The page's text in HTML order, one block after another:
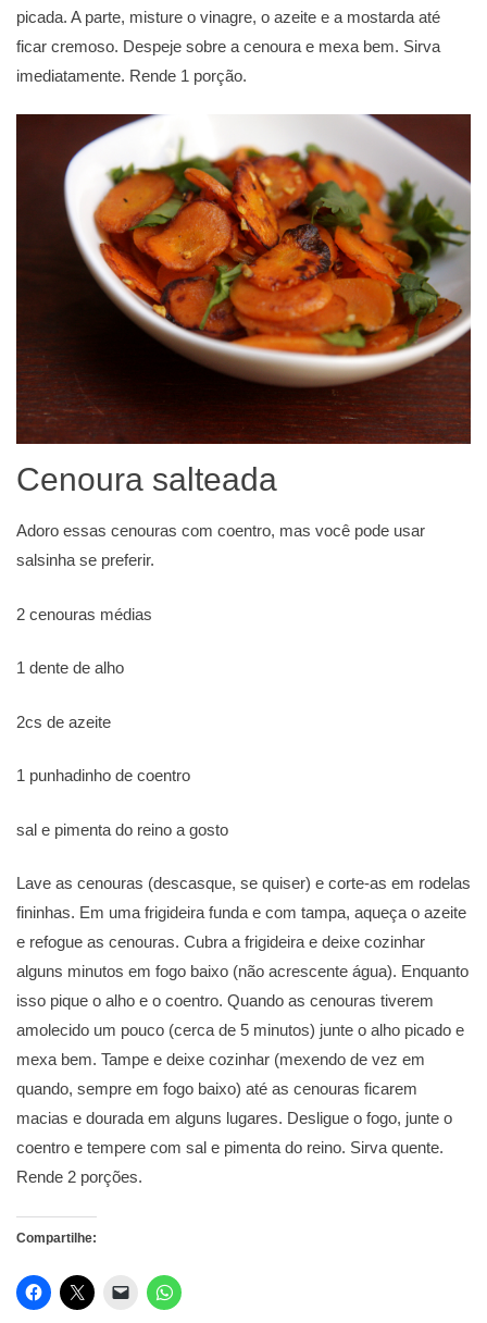
picada. A parte, misture o vinagre, o azeite e a mostarda até
ficar cremoso. Despeje sobre a cenoura e mexa bem. Sirva
imediatamente. Rende 1 porção.
Cenoura salteada
Adoro essas cenouras com coentro, mas você pode usar
salsinha se preferir.
2 cenouras médias
1 dente de alho
2cs de azeite
1 punhadinho de coentro
sal e pimenta do reino a gosto
Lave as cenouras (descasque, se quiser) e corte-as em rodelas
fininhas. Em uma frigideira funda e com tampa, aqueça o azeite
e refogue as cenouras. Cubra a frigideira e deixe cozinhar
alguns minutos em fogo baixo (não acrescente água). Enquanto
isso pique o alho e o coentro. Quando as cenouras tiverem
amolecido um pouco (cerca de 5 minutos) junte o alho picado e
mexa bem. Tampe e deixe cozinhar (mexendo de vez em
quando, sempre em fogo baixo) até as cenouras ficarem
macias e dourada em alguns lugares. Desligue o fogo, junte o
coentro e tempere com sal e pimenta do reino. Sirva quente.
Rende 2 porções.
Compartilhe: